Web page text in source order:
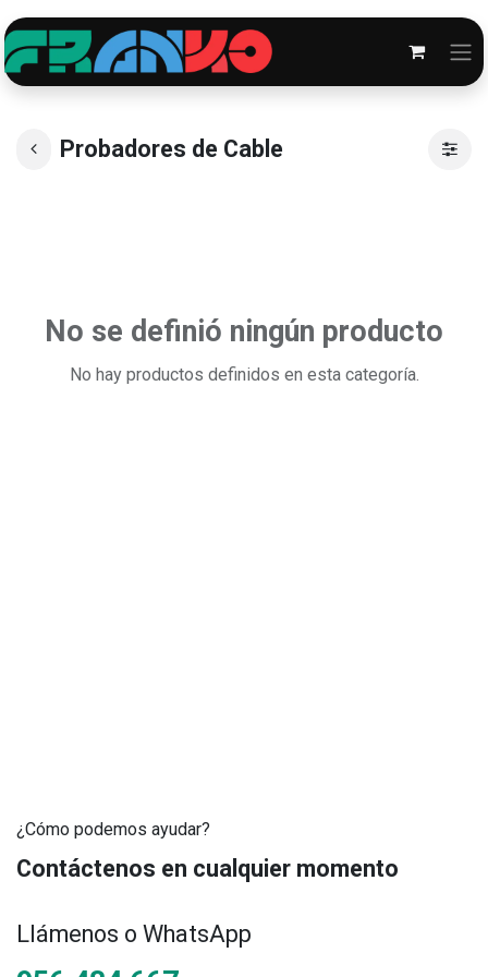
Probadores de Cable
No se definió ningún producto
No hay productos definidos en esta categoría.
¿Cómo podemos ayudar?
Contáctenos en cualquier momento
Llámenos o WhatsApp